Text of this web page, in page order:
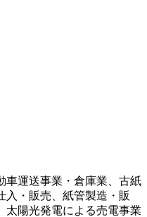
車運送事業・倉庫業、古紙
入・販売、紙管製造・販
太陽光発電による売電事業